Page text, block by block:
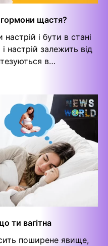
гормони щастя?
і бути в стані
настрій залежить від
в…
ти вагітна
поширене явище,